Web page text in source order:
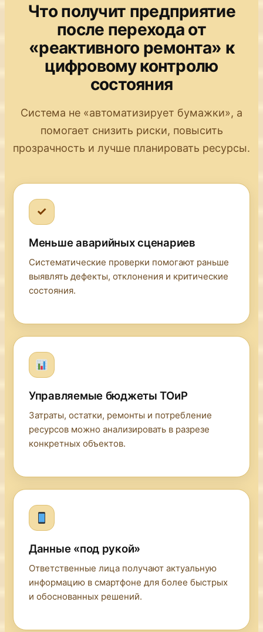
Что получит предприятие
после перехода от
«реактивного ремонта» к
цифровому контролю
состояния
Система не «автоматизирует бумажки», а
помогает снизить риски, повысить
прозрачность и лучше планировать ресурсы.
✓
Меньше аварийных сценариев
Систематические проверки помогают раньше
выявлять дефекты, отклонения и критические
состояния.
Управляемые бюджеты ТОиР
Затраты, остатки, ремонты и потребление
ресурсов можно анализировать в разрезе
конкретных объектов.
Данные «под рукой»
Ответственные лица получают актуальную
информацию в смартфоне для более быстрых
и обоснованных решений.